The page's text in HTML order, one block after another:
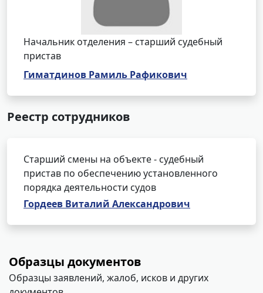
Начальник отделения – старший судебный
пристав
Гиматдинов Рамиль Рафикович
Реестр сотрудников
Старший смены на объекте - судебный
пристав по обеспечению установленного
порядка деятельности судов
Гордеев Виталий Александрович
Образцы документов
Образцы заявлений, жалоб, исков и других